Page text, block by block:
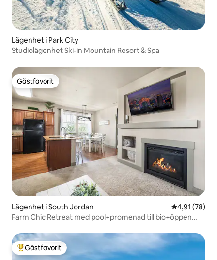
Lägenhet i Park City
Studiolägenhet Ski-in Mountain Resort & Spa
Gästfavorit
Gästfavorit
Lägenhet i South Jordan 4,91 av 5 i
4,91 (78)
Farm Chic Retreat med pool+promenad till bio+öppen
Populär gästfavorit
Gästfavorit